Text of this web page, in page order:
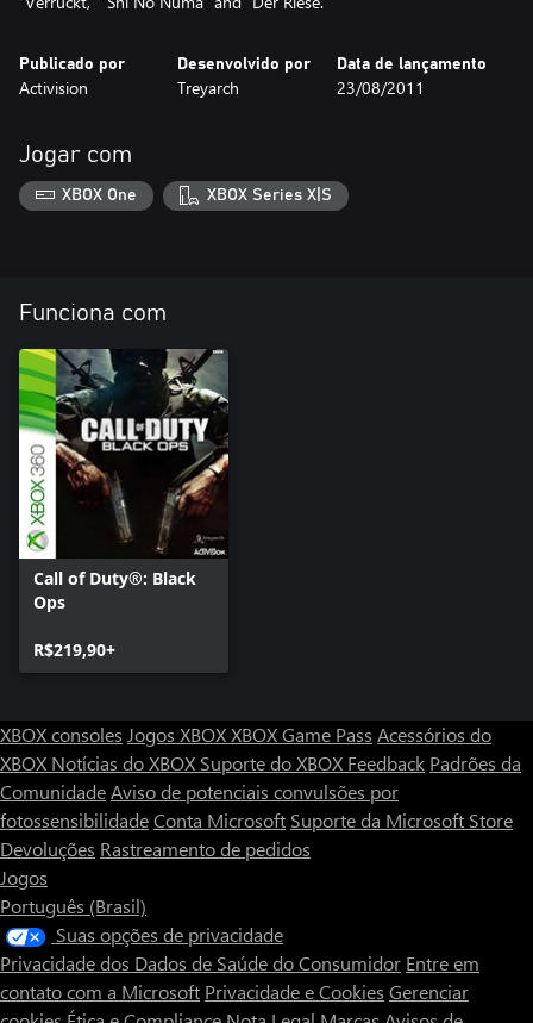
Publicado por
Activision
Desenvolvido por
Treyarch
Data de lançamento
23/08/2011
Jogar com
XBOX One XBOX Series X|S
Funciona com
Call of Duty®: Black
Ops
R$219,90+
XBOX consoles Jogos XBOXXBOX Game Pass Acessórios do
XBOX Notícias do XBOX Suporte do XBOX Feedback Padrões da
ComunidadeAviso de potenciais convulsões por
fotossensibilidadeConta Microsoft Suporte da Microsoft Store
Devoluções Rastreamento de pedidos
Jogos
Português (Brasil)
Suas opções de privacidade
Privacidade dos Dados de Saúde do Consumidor Entre em
contato com a Microsoft Privacidade e Cookies Gerenciar